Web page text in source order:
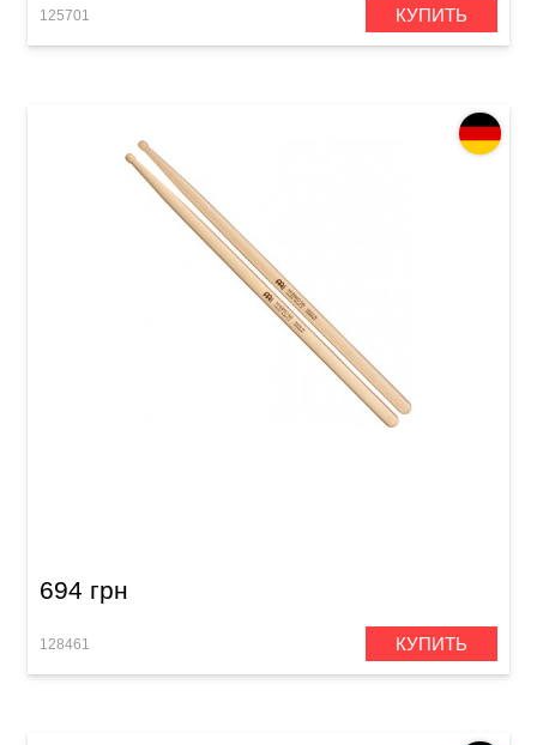
125701 КУПИТЬ
694 грн
128461 КУПИТЬ